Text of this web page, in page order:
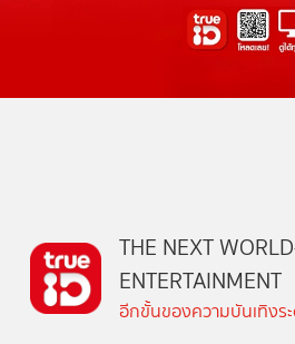
THE NEXT
ENTERTAINMENT
อีกขั้นของความบันเทิงร